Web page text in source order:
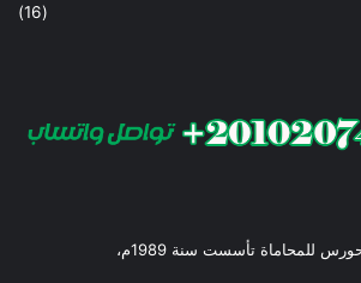
(16)
للمحاماة تأسست سنة 1989م،